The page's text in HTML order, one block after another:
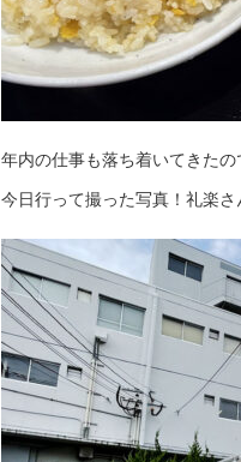
年内の仕事も落ち着いてきた
今日行って撮った写真！礼楽さ